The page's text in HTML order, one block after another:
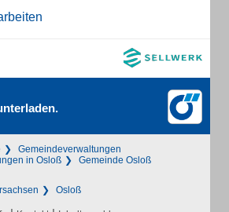
Gemeindeverwaltungen
in Osloß
Gemeinde Osloß
Osloß